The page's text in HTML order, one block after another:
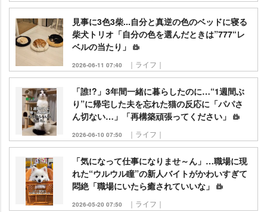
見事に3色3柴...自分と真逆の色のベッドに寝る
柴犬トリオ「自分の色を選んだときは”777“レ
ベルの当たり」
2026-06-11 07:40 ｜ライフ｜
「誰!?」3年間一緒に暮らしたのに…“1週間ぶ
り”に帰宅した夫を忘れた猫の反応に「パパさ
ん切ない…」「再構築頑張ってください」
2026-06-10 07:50 ｜ライフ｜
「気になって仕事になりませ～ん」…職場に現
れた“ウルウル瞳”の新人バイトがかわいすぎて
悶絶「職場にいたら癒されていいな」
2026-05-20 07:50 ｜ライフ｜